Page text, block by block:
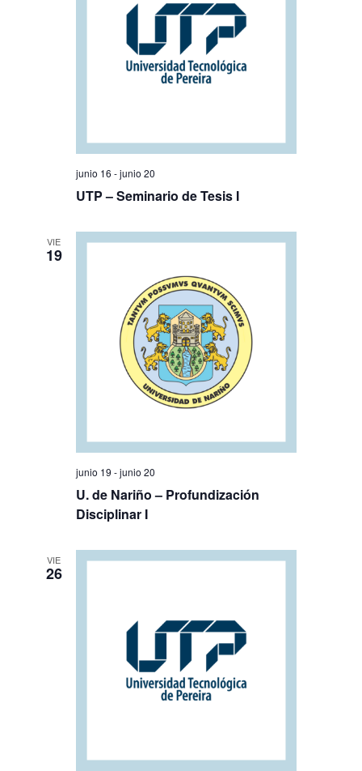
UTP – Seminario de Tesis I
junio 16 -junio 20
VIE
19
U. de Nariño – Profundización
Disciplinar I
junio 19 -junio 20
VIE
26